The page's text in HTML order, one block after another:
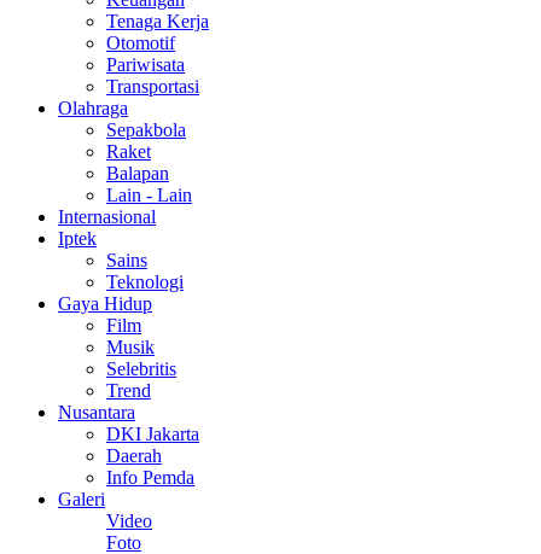
Tenaga Kerja
Otomotif
Pariwisata
Transportasi
Olahraga
Sepakbola
Raket
Balapan
Lain - Lain
Internasional
Iptek
Sains
Teknologi
Gaya Hidup
Film
Musik
Selebritis
Trend
Nusantara
DKI Jakarta
Daerah
Info Pemda
Galeri
Video
Foto